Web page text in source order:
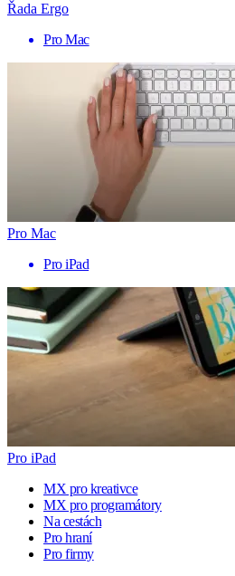
Řada Ergo
Pro Mac
Pro Mac
Pro iPad
Pro iPad
MX pro kreativce
MX pro programátory
Na cestách
Pro hraní
Pro firmy